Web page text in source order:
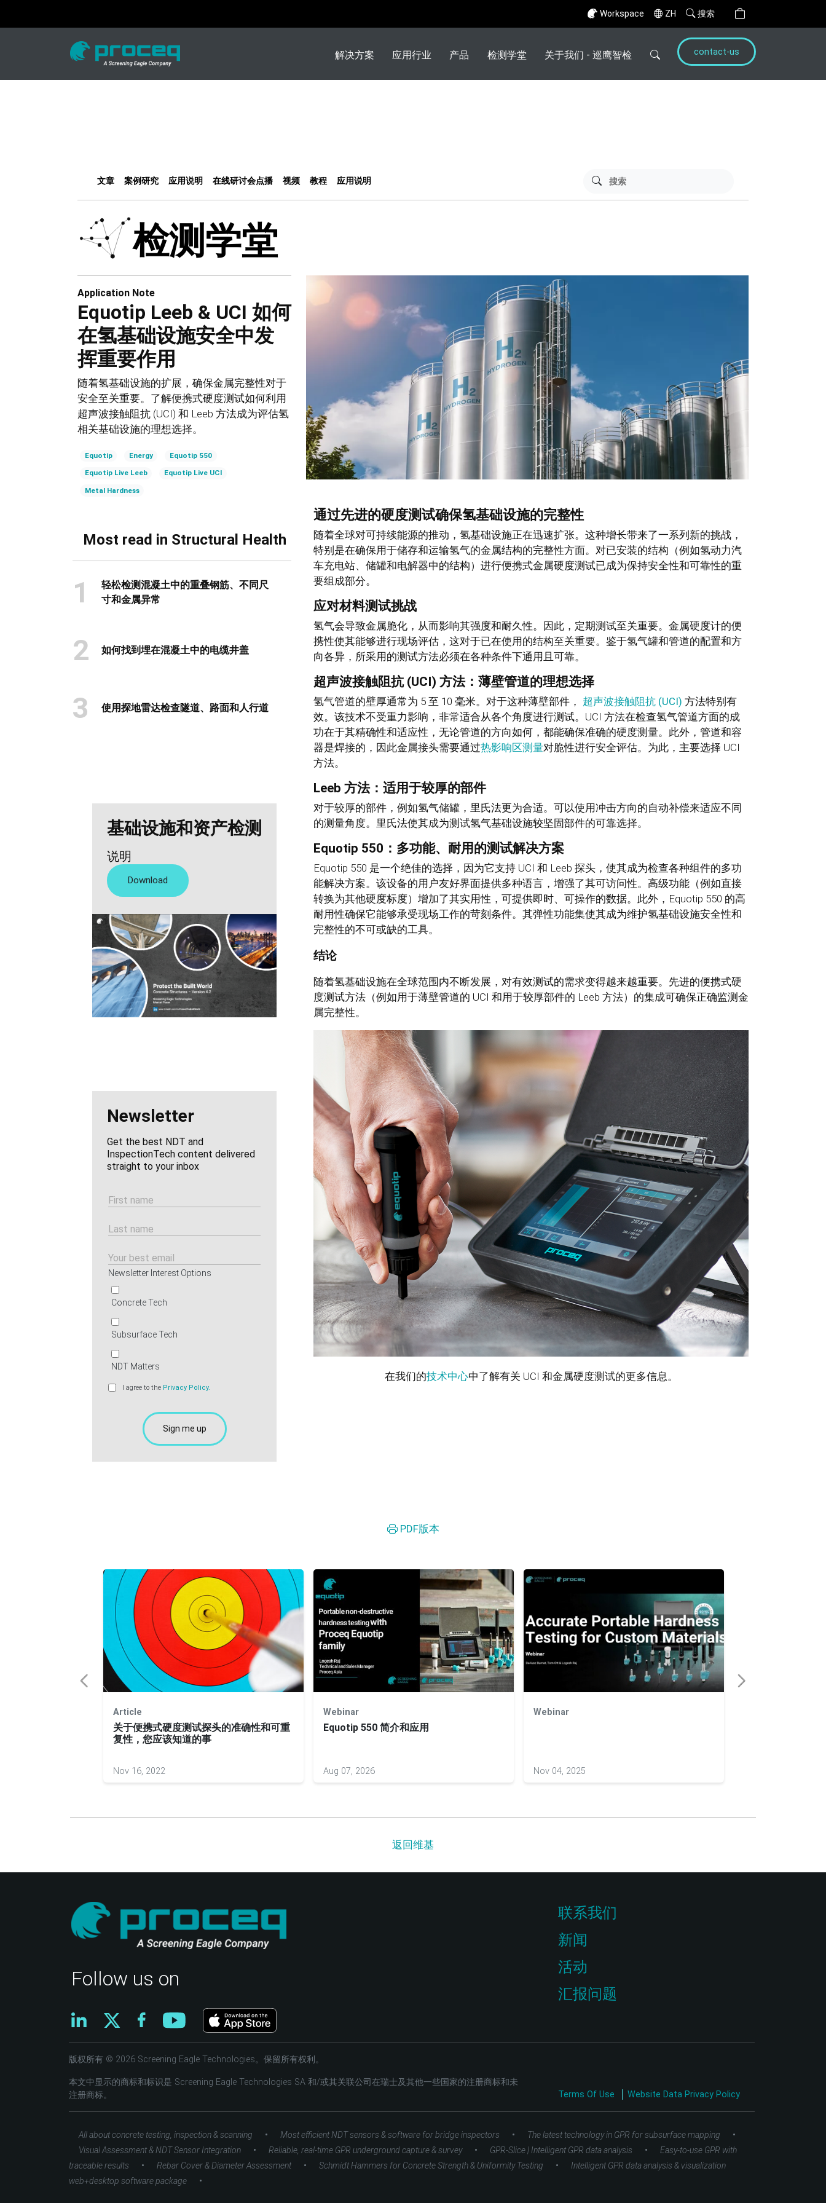
Workspace ZH 搜索
解决方案 应用行业 产品 检测学堂 关于我们 - 巡鹰智检 contact-us
文章 案例研究 应用说明 在线研讨会点播 视频 教程 应用说明
检测学堂
Application Note
Equotip Leeb & UCI 如何
在氢基础设施安全中发
挥重要作用
随着氢基础设施的扩展，确保金属完整性对于
安全至关重要。了解便携式硬度测试如何利用
超声波接触阻抗 (UCI) 和 Leeb 方法成为评估氢
相关基础设施的理想选择。
Equotip Energy Equotip 550
Equotip Live Leeb Equotip Live UCI
Metal Hardness
Most read in Structural Health
1
轻松检测混凝土中的重叠钢筋、不同尺
寸和金属异常
2 如何找到埋在混凝土中的电缆井盖
3 使用探地雷达检查隧道、路面和人行道
基础设施和资产检测
说明
Download
Newsletter
Get the best NDT and
InspectionTech content delivered
straight to your inbox
Newsletter Interest Options
Concrete Tech
Subsurface Tech
NDT Matters
I agree to the Privacy Policy.
通过先进的硬度测试确保氢基础设施的完整性
随着全球对可持续能源的推动，氢基础设施正在迅速扩张。这种增长带来了一系列新的挑战，
特别是在确保用于储存和运输氢气的金属结构的完整性方面。对已安装的结构（例如氢动力汽
车充电站、储罐和电解器中的结构）进行便携式金属硬度测试已成为保持安全性和可靠性的重
要组成部分。
应对材料测试挑战
氢气会导致金属脆化，从而影响其强度和耐久性。因此，定期测试至关重要。金属硬度计的便
携性使其能够进行现场评估，这对于已在使用的结构至关重要。鉴于氢气罐和管道的配置和方
向各异，所采用的测试方法必须在各种条件下通用且可靠。
超声波接触阻抗 (UCI) 方法：薄壁管道的理想选择
氢气管道的壁厚通常为 5 至 10 毫米。对于这种薄壁部件， 超声波接触阻抗 (UCI) 方法特别有
效。该技术不受重力影响，非常适合从各个角度进行测试。UCI 方法在检查氢气管道方面的成
功在于其精确性和适应性，无论管道的方向如何，都能确保准确的硬度测量。此外，管道和容
器是焊接的，因此金属接头需要通过热影响区测量对脆性进行安全评估。为此，主要选择 UCI
方法。
Leeb 方法：适用于较厚的部件
对于较厚的部件，例如氢气储罐，里氏法更为合适。可以使用冲击方向的自动补偿来适应不同
的测量角度。里氏法使其成为测试氢气基础设施较坚固部件的可靠选择。
Equotip 550：多功能、耐用的测试解决方案
Equotip 550 是一个绝佳的选择，因为它支持 UCI 和 Leeb 探头，使其成为检查各种组件的多功
能解决方案。该设备的用户友好界面提供多种语言，增强了其可访问性。高级功能（例如直接
转换为其他硬度标度）增加了其实用性，可提供即时、可操作的数据。此外，Equotip 550 的高
耐用性确保它能够承受现场工作的苛刻条件。其弹性功能集使其成为维护氢基础设施安全性和
完整性的不可或缺的工具。
结论
随着氢基础设施在全球范围内不断发展，对有效测试的需求变得越来越重要。先进的便携式硬
度测试方法（例如用于薄壁管道的 UCI 和用于较厚部件的 Leeb 方法）的集成可确保正确监测金
属完整性。
在我们的技术中心中了解有关 UCI 和金属硬度测试的更多信息。
PDF版本
Article
关于便携式硬度测试探头的准确性和可重
复性，您应该知道的事
Nov 16, 2022
Webinar
Equotip 550 简介和应用
Aug 07, 2026
Webinar
Nov 04, 2025
返回维基
Follow us on
联系我们
新闻
活动
汇报问题
版权所有 © 2026 Screening Eagle Technologies。保留所有权利。
本文中显示的商标和标识是 Screening Eagle Technologies SA 和/或其关联公司在瑞士及其他一些国家的注册商标和未
注册商标。
Terms Of Use Website Data Privacy Policy
All about concrete testing, inspection & scanning • Most efficient NDT sensors & software for bridge inspectors • The latest technology in GPR for subsurface mapping •
Visual Assessment & NDT Sensor Integration • Reliable, real-time GPR underground capture & survey • GPR-Slice | Intelligent GPR data analysis •
Easy-to-use GPR with
traceable results
• Rebar Cover & Diameter Assessment • Schmidt Hammers for Concrete Strength & Uniformity Testing •
Intelligent GPR data analysis & visualization
web+desktop software package
•